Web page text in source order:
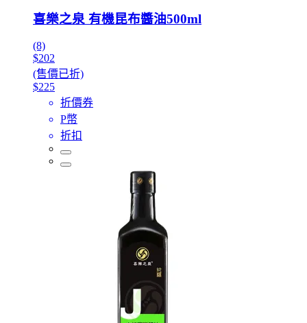
喜樂之泉 有機昆布醬油500ml
(8)
$202
(售價已折)
$225
折價券
P幣
折扣